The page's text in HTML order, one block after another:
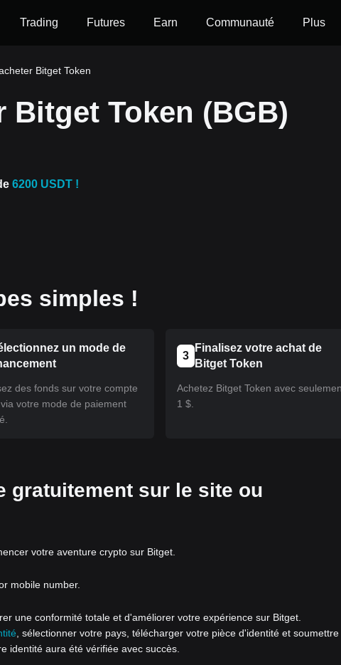
Trading Futures Earn Communauté Plus
Bitget Token
Bitget Token (BGB)
6200 USDT !
simples !
un mode de
des fonds sur votre compte
votre mode de paiement
3
Finalisez votre achat de
Bitget Token
Achetez Bitget Token avec
1 $.
gratuitement sur le site ou
votre aventure crypto sur Bitget.
mobile number.
une conformité totale et d'améliorer votre expérience sur Bitget.
, sélectionner votre pays, télécharger votre pièce d'identité et soumettre
identité aura été vérifiée avec succès.